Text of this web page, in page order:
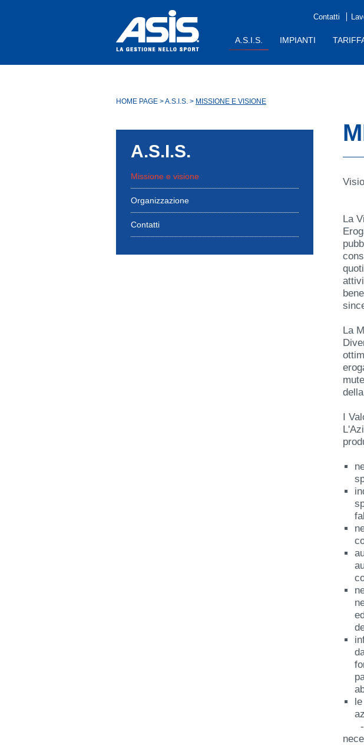
Contatti
A.S.I.S. IMPIANTI
HOME PAGE >A.S.I.S. > MISSIONE E VISIONE
La
La
I
-
A.S.I.S.
Missione e visione
Organizzazione
Contatti